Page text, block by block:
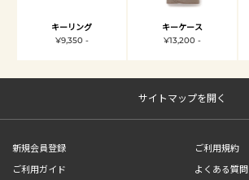
キーリング
¥9,350 -
キーケース
¥13,200 -
サイトマップを開く
新規会員登録
ご利用規約
ご利用ガイド
よくある質問